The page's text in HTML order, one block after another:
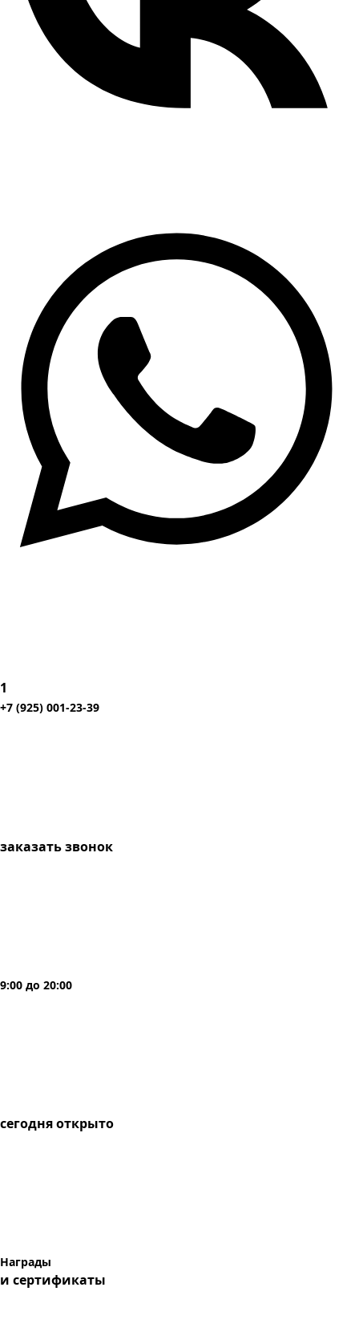
1
+7 (925) 001-23-39
заказать звонок
9:00 до 20:00
сегодняоткрыто
Награды
и сертификаты